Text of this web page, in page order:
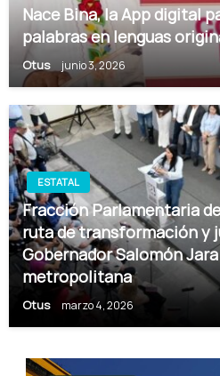
Nace Bina, la App digital
palabras en lenguas
Otus junio 3, 2026
ESTATAL
Fracción Parlamentaria
ruta de transformación y
Gobernador Salomón
metropolitana
Otus marzo 4, 2026